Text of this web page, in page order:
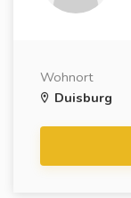
Wohnort
Duisburg